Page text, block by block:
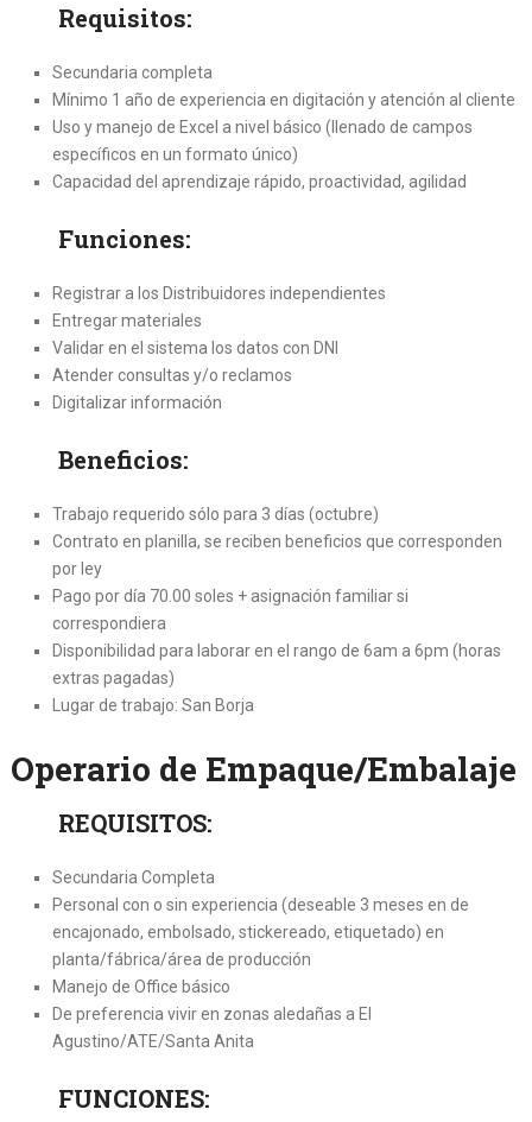
Requisitos:
Secundaria completa
Mínimo 1 año de experiencia en digitación y atención al cliente
Uso y manejo de Excel a nivel básico (llenado de campos
específicos en un formato único)
Capacidad del aprendizaje rápido, proactividad, agilidad
Funciones:
Registrar a los Distribuidores independientes
Entregar materiales
Validar en el sistema los datos con DNI
Atender consultas y/o reclamos
Digitalizar información
Beneficios:
Trabajo requerido sólo para 3 días (octubre)
Contrato en planilla, se reciben beneficios que corresponden
por ley
Pago por día 70.00 soles + asignación familiar si
correspondiera
Disponibilidad para laborar en el rango de 6am a 6pm (horas
extras pagadas)
Lugar de trabajo: San Borja
Operario de Empaque/Embalaje
REQUISITOS:
Secundaria Completa
Personal con o sin experiencia (deseable 3 meses en de
encajonado, embolsado, stickereado, etiquetado) en
planta/fábrica/área de producción
Manejo de Office básico
De preferencia vivir en zonas aledañas a El
Agustino/ATE/Santa Anita
FUNCIONES: